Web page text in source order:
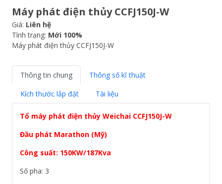
Máy phát điện thủy CCFJ150J-W
Giá: Liên hệ
Tình trạng: Mới 100%
Máy phát điện thủy CCFJ150J-W
Thông tin chung
Thông số kĩ thuật
Kích thước lắp đặt
Tài liệu
Tổ máy phát điện thủy Weichai CCFJ150J-W
Đầu phát Marathon (Mỹ)
Công suất: 150KW/187Kva
Số pha: 3